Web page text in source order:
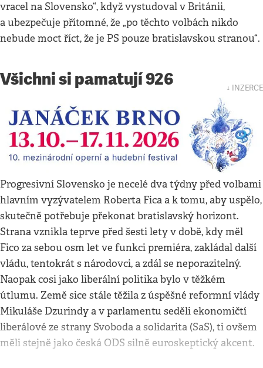
vracel na Slovensko“, když vystudoval v Británii,
a ubezpečuje přítomné, že „po těchto volbách nikdo
nebude moct říct, že je PS pouze bratislavskou stranou“.
Všichni si pamatují 926 ↓ INZERCE
Progresivní Slovensko je necelé dva týdny před volbami
hlavním vyzývatelem Roberta Fica a k tomu, aby uspělo,
skutečně potřebuje překonat bratislavský horizont.
Strana vznikla teprve před šesti lety v době, kdy měl
Fico za sebou osm let ve funkci premiéra, zakládal další
vládu, tentokrát s národovci, a zdál se neporazitelný.
Naopak cosi jako liberální politika bylo v těžkém
útlumu. Země sice stále těžila z úspěšné reformní vlády
Mikuláše Dzurindy a v parlamentu seděli ekonomičtí
liberálové ze strany Svoboda a solidarita (SaS), ti ovšem
měli stejně jako česká ODS silně euroskeptický akcent.